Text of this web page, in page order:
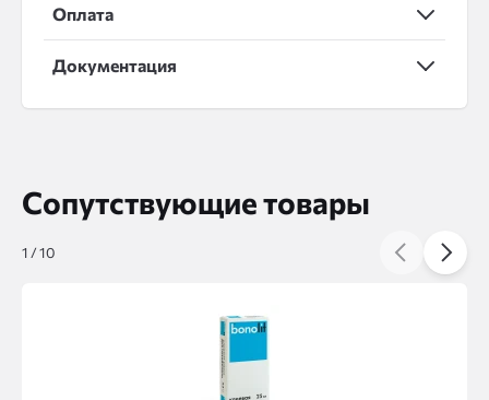
Оплата
Документация
Сопутствующие товары
1 /10